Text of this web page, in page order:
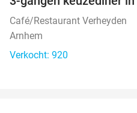
Café/Restaurant Verheyden
Arnhem
Verkocht: 920